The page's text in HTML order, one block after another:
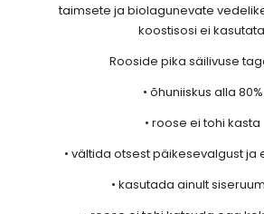
taimsete ja biolagunevate
koostisosi ei
Rooside pika säilivuse
• õhuniiskus alla 80%
• roose ei tohi kasta
• vältida otsest päikesevalgust ja
• kasutada ainult